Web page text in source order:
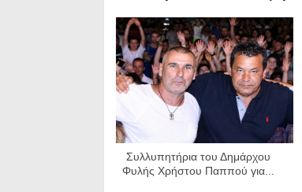
Συλλυπητήρια του Δημάρχου
Φυλής Χρήστου Παππού για...